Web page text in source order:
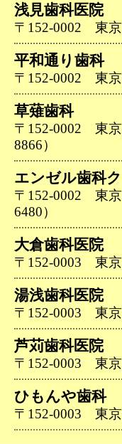
浅見歯科医院
〒152-0002 東京
平和通り歯科
〒152-0002 東京
草薙歯科
〒152-0002 東京
8866）
エンゼル歯科
〒152-0002 東京
6480）
大倉歯科医院
〒152-0003 東京
湯浅歯科医院
〒152-0003 東京
芦苅歯科医院
〒152-0003 東京
ひもんや歯科
〒152-0003 東京